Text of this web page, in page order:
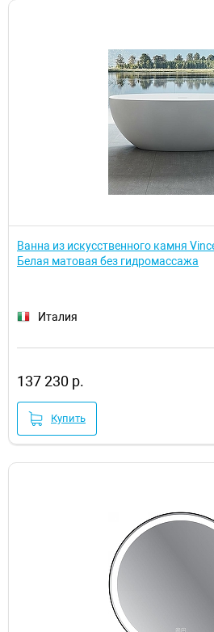
Ванна из искусственного камня
Белая матовая без гидромассажа
Италия
137 230 р.
Купить